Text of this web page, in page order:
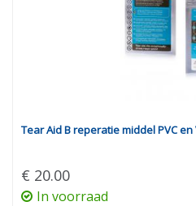
Tear Aid B reperatie middel PVC en
€ 20.00
In voorraad